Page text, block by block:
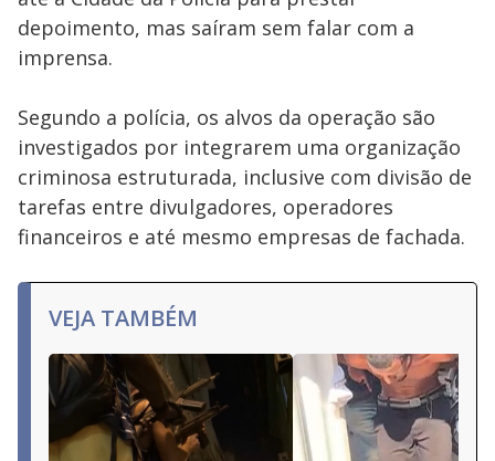
depoimento, mas saíram sem falar com a
imprensa.
Segundo a polícia, os alvos da operação são
investigados por integrarem uma organização
criminosa estruturada, inclusive com divisão de
tarefas entre divulgadores, operadores
financeiros e até mesmo empresas de fachada.
VEJA TAMBÉM